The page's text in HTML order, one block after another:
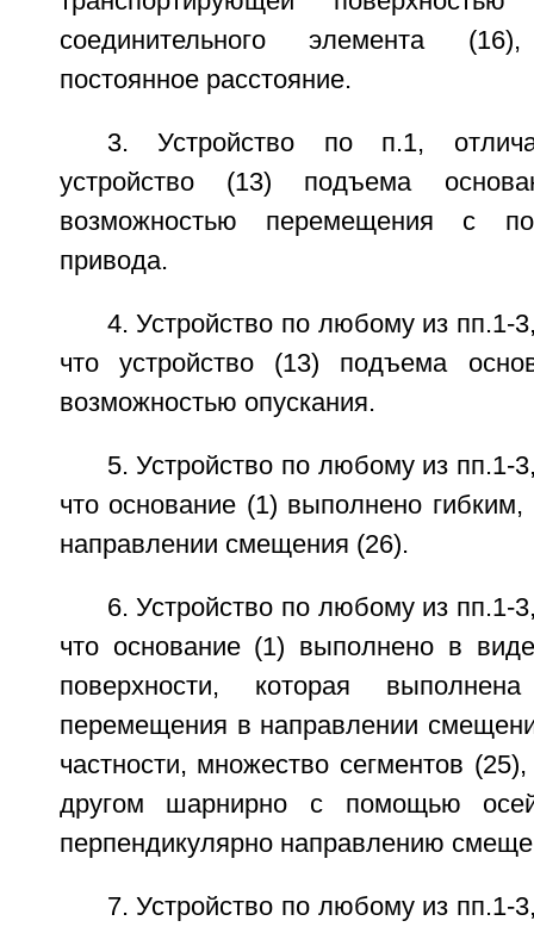
соединительного элемента
постоянное расстояние.
3. Устройство по п.1,
устройство (13) подъема
возможностью перемещения с
привода.
4. Устройство по любому из пп.1-
что устройство (13) подъема
возможностью опускания.
5. Устройство по любому из пп.1-
что основание (1) выполнено
направлении смещения (26).
6. Устройство по любому из пп.1-
что основание (1) выполнено в
поверхности, которая
перемещения в направлении
частности, множество сегментов
другом шарнирно с помощью
перпендикулярно направлению
7. Устройство по любому из пп.1-